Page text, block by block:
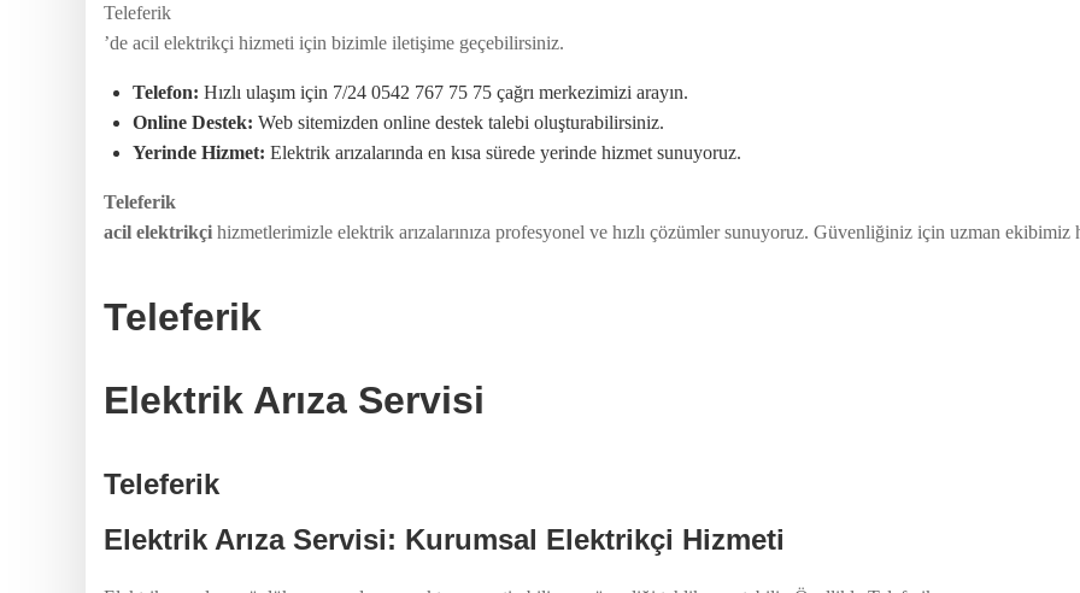
Teleferik
’de acil elektrikçi hizmeti için bizimle iletişime geçebilirsiniz.
Telefon: Hızlı ulaşım için 7/24 0542 767 75 75 çağrı merkezimizi arayın.
Online Destek: Web sitemizden online destek talebi oluşturabilirsiniz.
Yerinde Hizmet: Elektrik arızalarında en kısa sürede yerinde hizmet sunuyoruz.
Teleferik
acil elektrikçi hizmetlerimizle elektrik arızalarınıza profesyonel ve hızlı çözümler sunuyoruz. Güvenliğiniz için uzman ekibimiz
Teleferik
Elektrik Arıza Servisi
Teleferik
Elektrik Arıza Servisi: Kurumsal Elektrikçi Hizmeti